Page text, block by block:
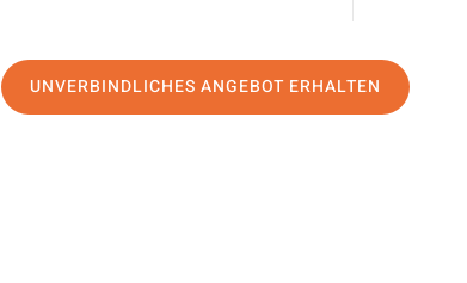
UNVERBINDLICHES ANGEBOT ERHALTEN